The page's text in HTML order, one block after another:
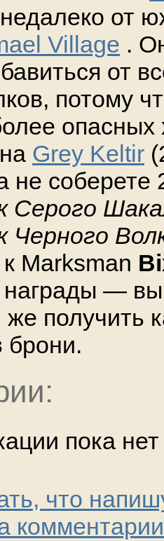
от
Village .
от
потому
Grey Keltir
не соберете
Серого
Черного
Marksman
награды —
получить
брони.
пока
что